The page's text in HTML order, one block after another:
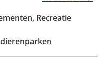
, Recreatie
dierenparken